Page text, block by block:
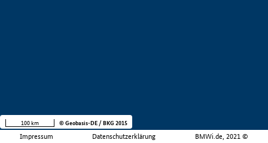
Impressum Datenschutzerklärung BMWi.de, 2021 ©
100 km © Geobasis-DE / BKG 2015